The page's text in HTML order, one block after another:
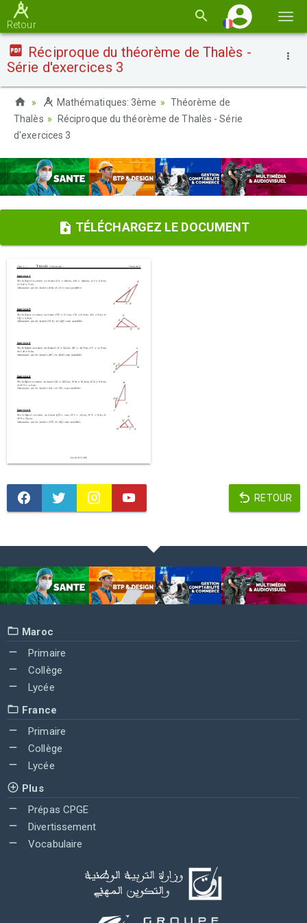
la
Retour
Réciproque du théorème de Thalès -
Série d'exercices 3
Mathématiques: 3ème
Théorème de
Thalès
Réciproque du théorème de Thalès - Série
d'exercices 3
TÉLÉCHARGEZ LE DOCUMENT
RETOUR
Maroc
Primaire
Collège
Lycée
France
Primaire
Collège
Lycée
Plus
Prépas CPGE
Divertissement
Vocabulaire